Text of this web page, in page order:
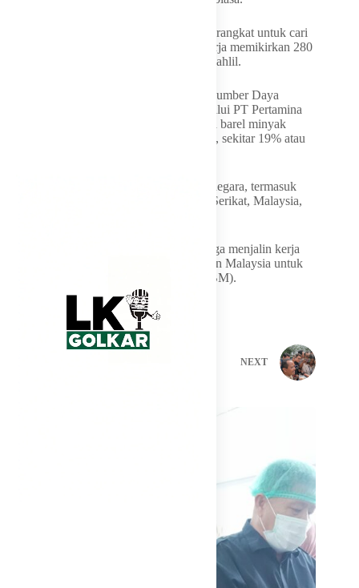
“Jadi kalau saya temani Bapak Presiden berangkat untuk cari
minyak itu bukan jalan-jalan. Kita jalan kerja memikirkan 280
juta nyawa yang ada di bangsa ini,” kata Bahlil.
Perlu diketahui, Kementerian Energi dan Sumber Daya
Mineral (ESDM) mencatat, Indonesia melalui PT Pertamina
(Persero) mengimpor sebanyak 135,33 juta barel minyak
mentah sepanjang 2025. Dari total tersebut, sekitar 19% atau
Sementara, sisanya dipasok dari berbagai negara, termasuk
kawasan Afrika, Amerika Latin, Amerika Serikat, Malaysia,
Selain impor minyak mentah, Indonesia juga menjalin kerja
sama jangka panjang dengan Singapura dan Malaysia untuk
pasokan produk Bahan Bakar Minyak (BBM).
NEXT